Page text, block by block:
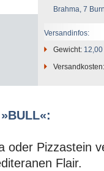
Brahma, 7
Versandinfos:
Gewicht:
oder Pizzastein
Flair.